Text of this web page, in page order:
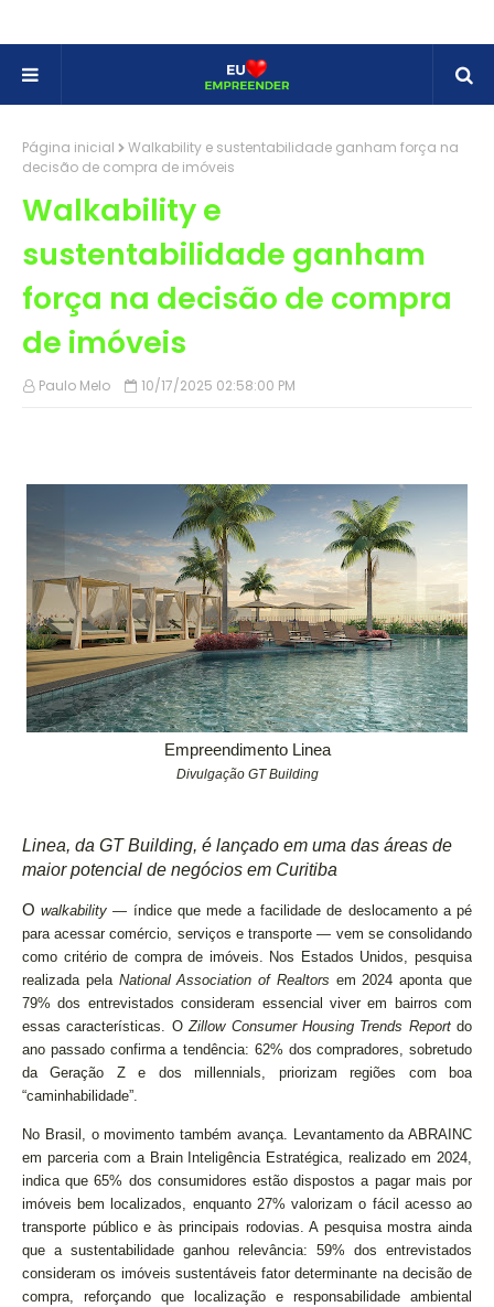
Página inicial
Walkability e sustentabilidade ganham força na
decisão de compra de imóveis
Walkability e
sustentabilidade ganham
força na decisão de compra
de imóveis
Paulo Melo 10/17/2025 02:58:00 PM
Empreendimento Linea
Divulgação GT Building
Linea, da GT Building, é lançado em uma das áreas de
maior potencial de negócios em Curitiba
Owalkability — índice que mede a facilidade de deslocamento a pé
para acessar comércio, serviços e transporte — vem se consolidando
como critério de compra de imóveis. Nos Estados Unidos, pesquisa
realizada pela National Association of Realtors em 2024 aponta que
79% dos entrevistados consideram essencial viver em bairros com
essas características. OZillow Consumer Housing Trends Report do
ano passado confirma a tendência: 62% dos compradores, sobretudo
da Geração Z e dos millennials, priorizam regiões com boa
“caminhabilidade”.
No Brasil, o movimento também avança. Levantamento da ABRAINC
em parceria com a Brain Inteligência Estratégica, realizado em 2024,
indica que 65% dos consumidores estão dispostos a pagar mais por
imóveis bem localizados, enquanto 27% valorizam o fácil acesso ao
transporte público e às principais rodovias. A pesquisa mostra ainda
que a sustentabilidade ganhou relevância: 59% dos entrevistados
consideram os imóveis sustentáveis fator determinante na decisão de
compra, reforçando que localização e responsabilidade ambiental